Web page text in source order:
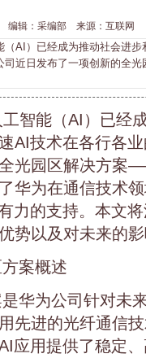
编辑：采编部 来源：互联网
AI）已经成为推动社会进步
司近日发布了一项创新的全
智能（AI）已经
AI技术在各行各
光园区解决方案
华为在通信技术
力的支持。本文
势以及对未来的
案概述
华为公司针对未
先进的光纤通信
应用提供了稳定